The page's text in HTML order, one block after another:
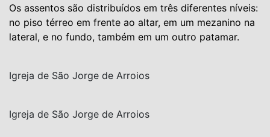
Os assentos são distribuídos em três diferentes níveis:
no piso térreo em frente ao altar, em um mezanino na
lateral, e no fundo, também em um outro patamar.
Igreja de São Jorge de Arroios
Igreja de São Jorge de Arroios